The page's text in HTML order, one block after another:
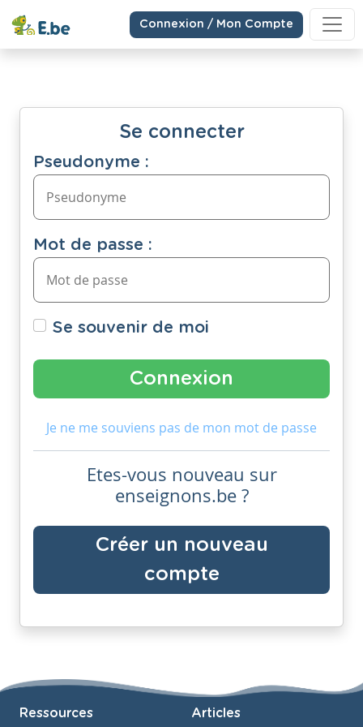
Connexion / Mon Compte
Se connecter
Pseudonyme :
Mot de passe :
Se souvenir de moi
Je ne me souviens pas de mon mot de passe
Etes-vous nouveau sur
enseignons.be ?
Créer un nouveau
compte
Ressources Articles